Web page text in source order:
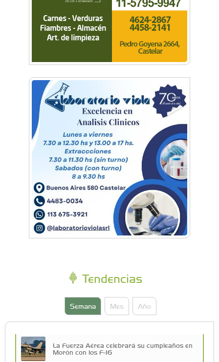
No funcionará el Ferrocarril Sarmiento por
cuatro días
¡Sí, prometo! Miles de estudiantes de Morón
prometieron lealtad a la bandera
Empresas, emprendedores y cultura se
reunieron en Expo Morón Se Muestra
Empezá a estudiar en agosto: la Universidad
de Morón abrió las inscripciones para el
segundo cuatrimestre
Tendencias
Semana Mes Año
La Fuerza Aérea celebrará su cumpleaños en
Morón con los F-16